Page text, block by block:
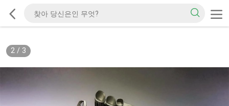
2/ 3